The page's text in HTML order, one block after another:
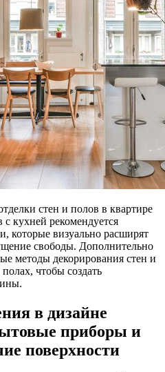
стен и полов в квартире
кухней рекомендуется
которые визуально расширят
свободы. Дополнительно
методы декорирования стен и
чтобы создать
в дизайне
приборы и
поверхности